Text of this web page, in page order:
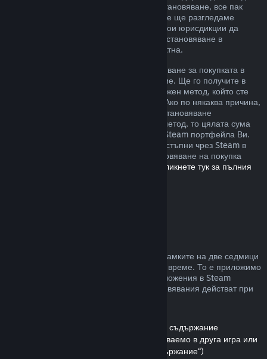
извън описаните от нас правила за възстановяване, все пак
можете да изискате възстановяване и ние ще разгледаме
случая. Възможно е потребителите в някои юрисдикции да
разполагат с допълнителни права за възстановяване в
обстоятелства, при които играта е дефектна.
Ще Ви бъде отпуснато пълно възстановяване за покупката в
рамките на една седмица след одобрение. Ще го получите в
Steam портфейла или чрез същия платежен метод, който сте
използвали, за да направите покупката. Ако по някаква причина,
Steam няма възможност да отпусне възстановяване
посредством първоначалния платежен метод, то цялата сума
ще бъде предоставена като кредит към Steam портфейла Ви.
(Възможно е някои платежни методи, достъпни чрез Steam в
държавата Ви, да не поддържат възстановяване на покупка
Кликнете тук за пълния
Steam възстановяването се предлага в рамките на две седмици
от покупката и при под два часа игрално време. То е приложимо
както за игри, така и при софтуерни приложения в Steam
магазина. Ето обзор за това как възстановявания действат при
Възстановявания на сумата за сваляемо съдържание
(Съдържание от Steam магазина, използваемо в друга игра или
софтуерно приложение, „Сваляемо съдържание“)